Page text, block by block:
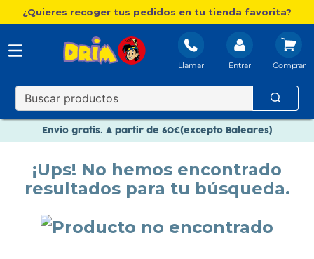
¿Quieres recoger tus pedidos en tu tienda favorita?
Llamar Entrar
Envío gratis. A partir de 60€(excepto Baleares)
Nuevo catálogo Aire Libre
Paga en 3 plazos sin intereses
¡Ups! No hemos encontrado
resultados para tu búsqueda.